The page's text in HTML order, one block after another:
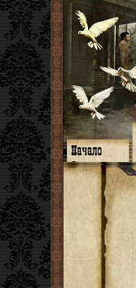
Главная
Программа
Форум
Facebook
Гостевая